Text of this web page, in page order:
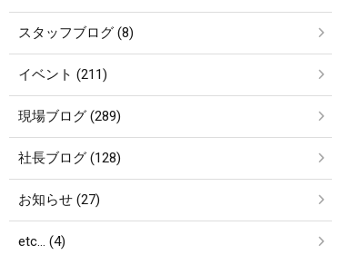
スタッフブログ (8)
イベント (211)
現場ブログ (289)
社長ブログ (128)
お知らせ (27)
etc… (4)